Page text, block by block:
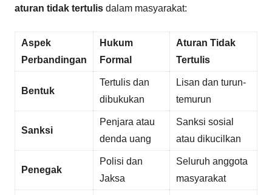
aturan tidak tertulis dalam masyarakat:
Aspek
Perbandingan
Hukum
Formal
Aturan Tidak
Tertulis
Bentuk
Tertulis dan
dibukukan
Lisan dan turun-
temurun
Sanksi
Penjara atau
denda uang
Sanksi sosial
atau dikucilkan
Penegak
Polisi dan
Jaksa
Seluruh anggota
masyarakat